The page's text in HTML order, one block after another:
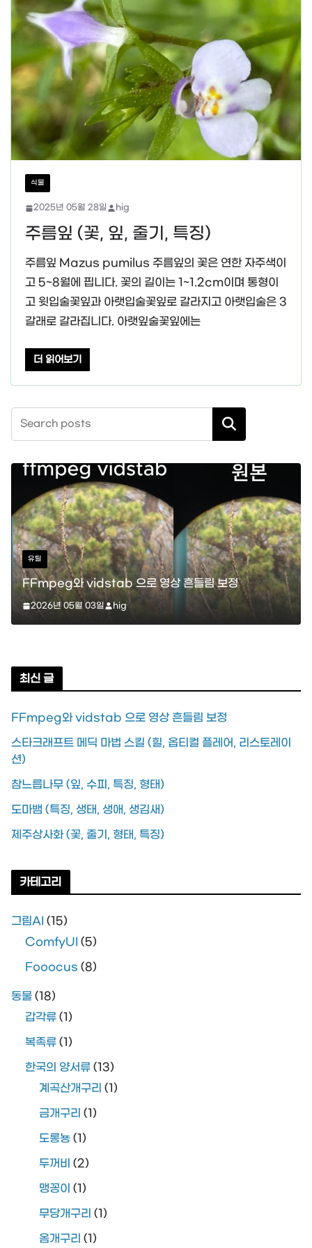
식물
2025년 05월 28일 hig
주름잎 (꽃, 잎, 줄기, 특징)
주름잎 Mazus pumilus 주름잎의 꽃은 연한 자주색이
고 5~8월에 핍니다. 꽃의 길이는 1~1.2cm이며 통형이
고 윗입술꽃잎과 아랫입술꽃잎로 갈라지고 아랫입술은 3
갈래로 갈라집니다. 아랫잎술꽃잎에는
더 읽어보기
검색
으로 영상 흔들림 보정
hig
스타크래프트
스타크래프트 메
레이션)
최신 글
FFmpeg와 vidstab 으로 영상 흔들림 보정
스타크래프트 메딕 마법 스킬 (힐, 옵티컬 플레어, 리스토레이
션)
참느릅나무 (잎, 수피, 특징, 형태)
도마뱀 (특징, 생태, 생애, 생김새)
제주상사화 (꽃, 줄기, 형태, 특징)
카테고리
그림AI (15)
ComfyUI (5)
Fooocus (8)
동물 (18)
갑각류 (1)
복족류 (1)
한국의 양서류 (13)
계곡산개구리 (1)
금개구리 (1)
도롱뇽 (1)
두꺼비 (2)
맹꽁이 (1)
무당개구리 (1)
옴개구리 (1)